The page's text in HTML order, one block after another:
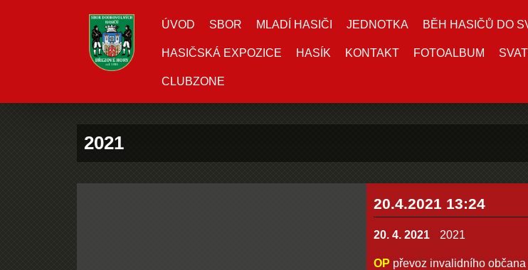
ÚVOD SBOR MLADÍ HASIČI JEDNOTKA BĚH HASIČŮ DO
HASIČSKÁ EXPOZICE HASÍK KONTAKT FOTOALBUM
CLUBZONE
2021
20.4.2021 13:24
20. 4. 2021 2021
OP převoz invalidního občana